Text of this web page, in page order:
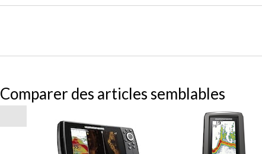
Comparer des articles semblables